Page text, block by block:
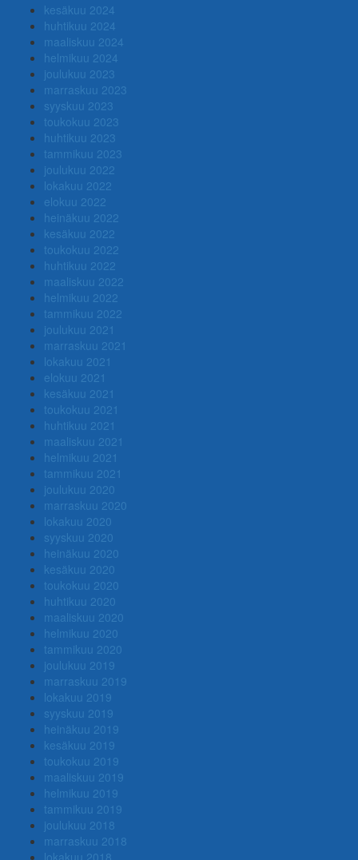
kesäkuu 2024
huhtikuu 2024
maaliskuu 2024
helmikuu 2024
joulukuu 2023
marraskuu 2023
syyskuu 2023
toukokuu 2023
huhtikuu 2023
tammikuu 2023
joulukuu 2022
lokakuu 2022
elokuu 2022
heinäkuu 2022
kesäkuu 2022
toukokuu 2022
huhtikuu 2022
maaliskuu 2022
helmikuu 2022
tammikuu 2022
joulukuu 2021
marraskuu 2021
lokakuu 2021
elokuu 2021
kesäkuu 2021
toukokuu 2021
huhtikuu 2021
maaliskuu 2021
helmikuu 2021
tammikuu 2021
joulukuu 2020
marraskuu 2020
lokakuu 2020
syyskuu 2020
heinäkuu 2020
kesäkuu 2020
toukokuu 2020
huhtikuu 2020
maaliskuu 2020
helmikuu 2020
tammikuu 2020
joulukuu 2019
marraskuu 2019
lokakuu 2019
syyskuu 2019
heinäkuu 2019
kesäkuu 2019
toukokuu 2019
maaliskuu 2019
helmikuu 2019
tammikuu 2019
joulukuu 2018
marraskuu 2018
lokakuu 2018